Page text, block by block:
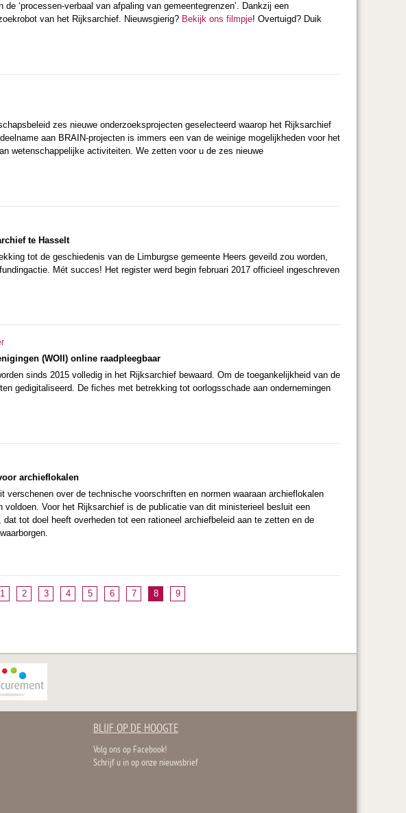
‘processen-verbaal van afpaling van gemeentegrenzen’. Dankzij een
van het Rijksarchief. Nieuwsgierig? Bekijk ons filmpje! Overtuigd? Duik
zes nieuwe onderzoeksprojecten geselecteerd waarop het Rijksarchief
aan BRAIN-projecten is immers een van de weinige mogelijkheden voor het
wetenschappelijke activiteiten. We zetten voor u de zes nieuwe
te Hasselt
tot de geschiedenis van de Limburgse gemeente Heers geveild zou worden,
Mét succes! Het register werd begin februari 2017 officieel ingeschreven
(WOII) online raadpleegbaar
sinds 2015 volledig in het Rijksarchief bewaard. Om de toegankelijkheid van de
gedigitaliseerd. De fiches met betrekking tot oorlogsschade aan ondernemingen
archieflokalen
over de technische voorschriften en normen waaraan archieflokalen
Voor het Rijksarchief is de publicatie van dit ministerieel besluit een
tot doel heeft overheden tot een rationeel archiefbeleid aan te zetten en de
1 2 3 4 5 6 7 8
9
BLIJF OP DE HOOGTE
Volg ons op Facebook!
Schrijf u in op onze nieuwsbrief